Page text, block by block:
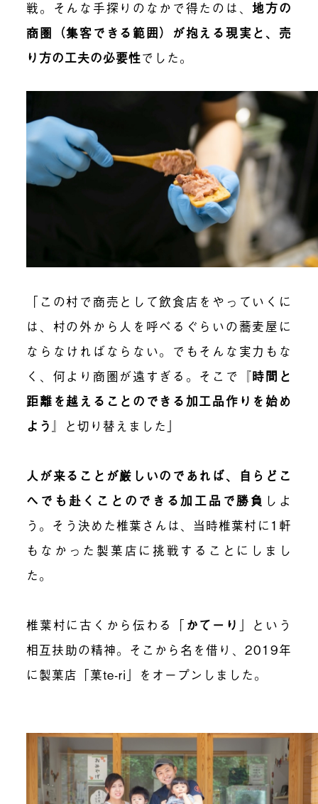
戦。そんな手探りのなかで得たのは、地方の
商圏（集客できる範囲）が抱える現実と、売
り方の工夫の必要性でした。
「この村で商売として飲食店をやっていくに
は、村の外から人を呼べるぐらいの蕎麦屋に
ならなければならない。でもそんな実力もな
く、何より商圏が遠すぎる。そこで 『時間と
距離を越えることのできる加工品作りを始め
よう 』 と切り替えました」
人が来ることが厳しいのであれば、自らどこ
へでも赴くことのできる加工品で勝負 しよ
う。そう決めた椎葉さんは、当時椎葉村に1軒
もなかった製菓店に挑戦することにしまし
た。
椎葉村に古くから伝わる「 かてーり 」という
相互扶助の精神。そこから名を借り、2019年
に製菓店「菓te-ri」をオープン し ました。